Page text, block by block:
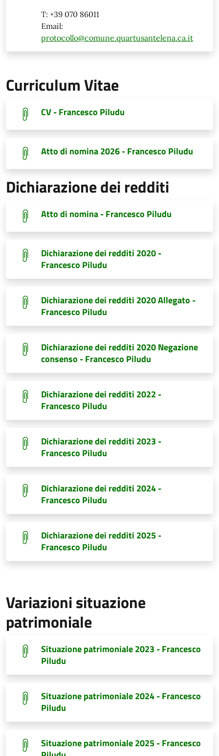
T: +39 070 86011
Email:
protocollo@comune.quartusantelena.ca.it
Curriculum Vitae
CV - Francesco Piludu
Atto di nomina 2026 - Francesco Piludu
Dichiarazione dei redditi
Atto di nomina - Francesco Piludu
Dichiarazione dei redditi 2020 -
Francesco Piludu
Dichiarazione dei redditi 2020 Allegato -
Francesco Piludu
Dichiarazione dei redditi 2020 Negazione
consenso - Francesco Piludu
Dichiarazione dei redditi 2022 -
Francesco Piludu
Dichiarazione dei redditi 2023 -
Francesco Piludu
Dichiarazione dei redditi 2024 -
Francesco Piludu
Dichiarazione dei redditi 2025 -
Francesco Piludu
Variazioni situazione
patrimoniale
Situazione patrimoniale 2023 - Francesco
Piludu
Situazione patrimoniale 2024 - Francesco
Piludu
Situazione patrimoniale 2025 - Francesco